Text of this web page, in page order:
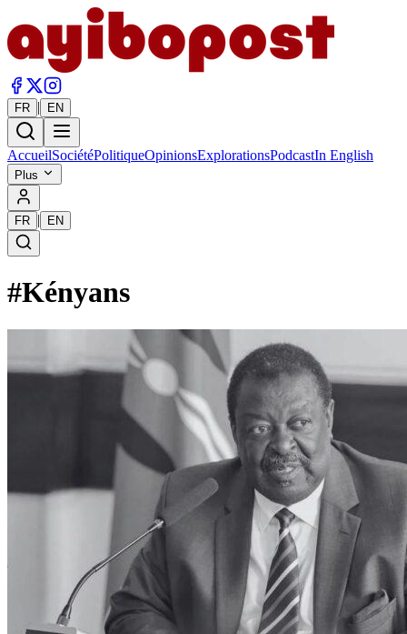
FR | EN
AccueilSociétéPolitiqueOpinionsExplorationsPodcastIn English
Plus
FR | EN
#Kényans